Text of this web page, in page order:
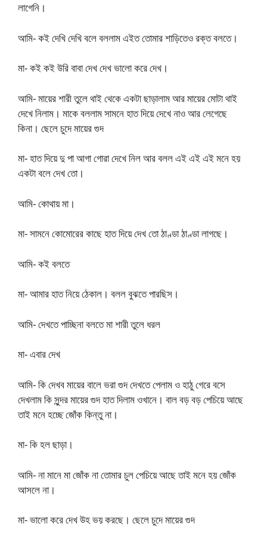
লাগেনি।
আমি- কই দেখি দেখি বলে বললাম এইত তোমার শাড়িতেও রক্ত বলতে।
মা- কই কই উরি বাবা দেখ দেখ ভালো করে দেখ।
আমি- মায়ের শারী তুলে থাই থেকে একটা ছাড়ালাম আর মায়ের মোটা থাই
দেখে নিলাম। মাকে বললাম সামনে হাত দিয়ে দেখে নাও আর লেগেছে
কিনা। ছেলে চুদে মায়ের গুদ
মা- হাত দিয়ে দু পা আগা গোরা দেখে নিল আর বলল এই এই এই মনে হয়
একটা বলে দেখ তো।
আমি- কোথায় মা।
মা- সামনে কোমোরের কাছে হাত দিয়ে দেখ তো ঠাণ্ডা ঠাণ্ডা লাগছে।
আমি- কই বলতে
মা- আমার হাত নিয়ে ঠেকাল। বলল বুঝতে পারছিস।
আমি- দেখতে পাচ্ছিনা বলতে মা শারী তুলে ধরল
মা- এবার দেখ
আমি- কি দেখব মায়ের বালে ভরা গুদ দেখতে পেলাম ও হাঠু গেরে বসে
দেখলাম কি সুন্দর মায়ের গুদ হাত দিলাম ওখানে। বাল বড় বড় পেচিয়ে আছে
তাই মনে হচ্ছে জোঁক কিন্তু না।
মা- কি হল ছাড়া।
আমি- না মানে মা জোঁক না তোমার চুল পেচিয়ে আছে তাই মনে হয় জোঁক
আসলে না।
মা- ভালো করে দেখ উহ ভয় করছে। ছেলে চুদে মায়ের গুদ